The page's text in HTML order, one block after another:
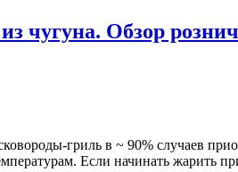
чугуна. Обзор
гриль в ~ 90% случаев
Если начинать жарить